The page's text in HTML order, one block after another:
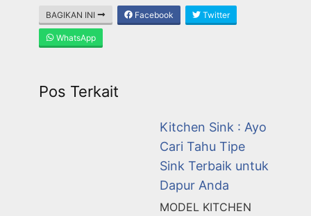
BAGIKAN INI Facebook Twitter
WhatsApp
Pos Terkait
Kitchen Sink : Ayo
Cari Tahu Tipe
Sink Terbaik untuk
Dapur Anda
MODEL KITCHEN